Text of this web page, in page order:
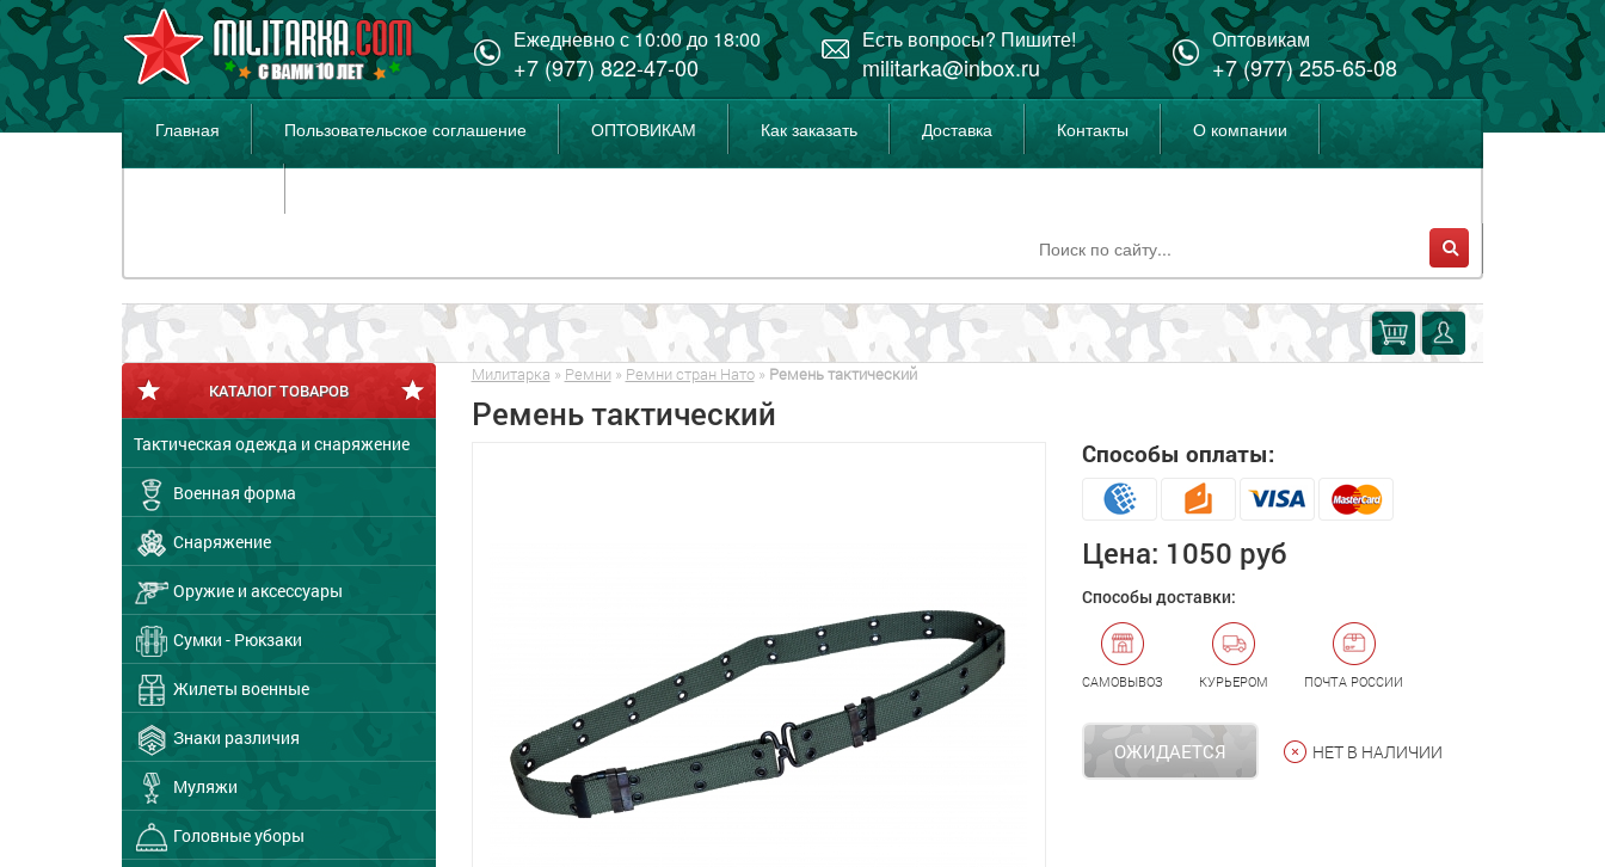
Ежедневно с 10:00 до 18:00
+7 (977) 822-47-00
Есть вопросы? Пишите!
militarka@inbox.ru
Оптовикам
+7 (977) 255-65-08
Главная Пользовательское соглашение ОПТОВИКАМ Как заказать Доставка Контакты О компании
КАТАЛОГ ТОВАРОВ
Тактическая одежда и снаряжение
Военная форма
Снаряжение
Оружие и аксессуары
Сумки - Рюкзаки
Жилеты военные
Знаки различия
Муляжи
Головные уборы
Милитарка » Ремни » Ремни стран Нато» Ремень тактический
Ремень тактический
Способы оплаты:
Цена: 1050 руб
Способы доставки:
САМОВЫВОЗ КУРЬЕРОМ ПОЧТА РОССИИ
ОЖИДАЕТСЯ НЕТ В НАЛИЧИИ